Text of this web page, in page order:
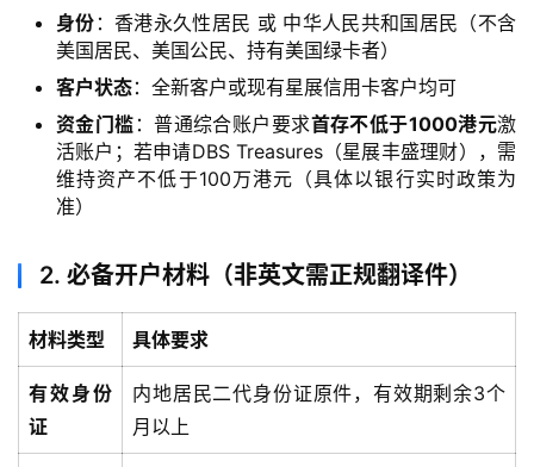
身份 ：香港永久性居民 或 中华人民共和国居民（不含
美国居民、美国公民、持有美国绿卡者）
客户状态：全新客户或现有星展信用卡客户均可
资金门槛 ：普通综合账户要求首存不低于1000港元激
活账户；若申请DBS Treasures（星展丰盛理财），需
维持资产不低于100万港元（具体以银行实时政策为
准）
2. 必备开户材料（非英文需正规翻译件）
材料类型 具体要求
有效身份
证
内地居民二代身份证原件，有效期剩余3个
月以上